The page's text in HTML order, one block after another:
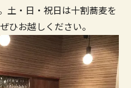
土・日・祝日は十割蕎麦を
ひお越しください。